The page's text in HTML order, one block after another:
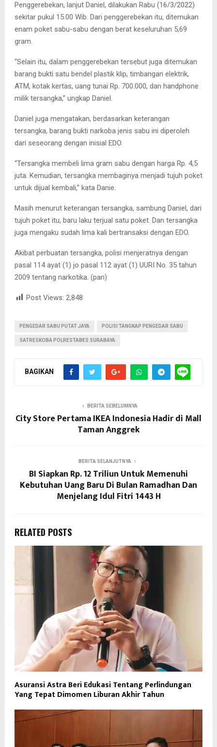
Penggerebekan, lanjut Daniel, dilakukan Rabu (16/3/2022)
sekitar pukul 15.00 Wib. Dari penggerebekan itu, ditemukan
enam poket sabu-sabu dengan berat keseluruhan 5,69
gram.
“Selain itu, dalam penggerebekan tersebut juga ditemukan
barang bukti satu bendel plastik klip, timbangan elektrik,
ATM, kotak kertas, uang tunai Rp. 700.000, dan handphone
milik tersangka,” ungkap Daniel.
Daniel juga mengatakan, berdasarkan keterangan
tersangka, barang bukti narkoba jenis sabu ini diperoleh
dari seseorang dengan inisial EDO.
“Tersangka membeli lima gram sabu dengan harga Rp. 4,5
juta. Kemudian, tersangka membaginya menjadi tujuh poket
untuk dijual kembali,” kata Danie.
Masih menurut keterangan tersangka, sambung Daniel, dari
tujuh poket itu, baru laku terjual satu poket. Dan tersangka
juga mengaku sudah lima kali bertransaksi dengan EDO.
Akibat perbuatan tersangka, polisi menjeratnya dengan
pasal 114 ayat (1) jo pasal 112 ayat (1) UURI No. 35 tahun
2009 tentang narkotika. (pan)
Post Views: 2,848
PENGEDAR SABU PUTAT JAYA POLISI TANGKAP PENGEDAR SABU
SATRESKOBA POLRESTABES SURABAYA
BAGIKAN
BERITA SEBELUMNYA
City Store Pertama IKEA Indonesia Hadir di Mall
Taman Anggrek
BERITA SELANJUTNYA
BI Siapkan Rp. 12 Triliun Untuk Memenuhi
Kebutuhan Uang Baru Di Bulan Ramadhan Dan
Menjelang Idul Fitri 1443 H
RELATED POSTS
Asuransi Astra Beri Edukasi Tentang Perlindungan
Yang Tepat Dimomen Liburan Akhir Tahun